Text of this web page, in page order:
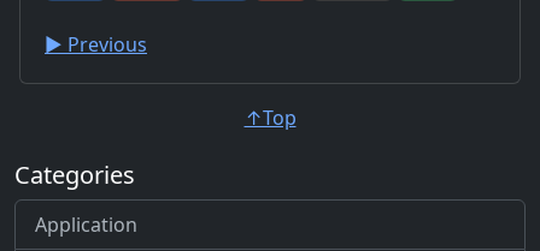
▶︎ Previous
↑Top
Categories
Application